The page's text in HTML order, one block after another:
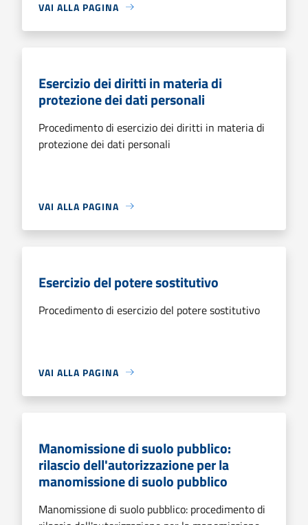
VAI ALLA PAGINA
Esercizio dei diritti in materia di
protezione dei dati personali
Procedimento di esercizio dei diritti in materia di
protezione dei dati personali
VAI ALLA PAGINA
Esercizio del potere sostitutivo
Procedimento di esercizio del potere sostitutivo
VAI ALLA PAGINA
Manomissione di suolo pubblico:
rilascio dell'autorizzazione per la
manomissione di suolo pubblico
Manomissione di suolo pubblico: procedimento di